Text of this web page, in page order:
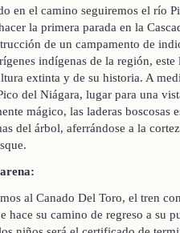
en el camino seguiremos el río
la primera parada en la
de un campamento de
indígenas de la región,
extinta y de su historia. A
del Niágara, lugar para una
mágico, las laderas boscosas
del árbol, aferrándose a la
al Canado Del Toro, el tren
hace su camino de regreso a su